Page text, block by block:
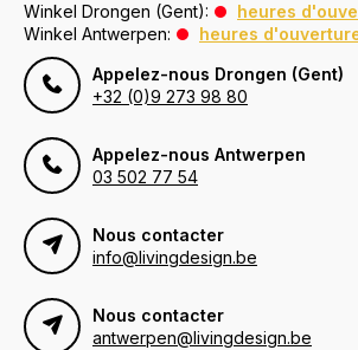
Winkel Drongen (Gent):
heures
Winkel Antwerpen:
heures
Appelez-nous Drongen (Gent)
+32 (0)9 273 98 80
Appelez-nous Antwerpen
03 502 77 54
Nous contacter
info@livingdesign.be
Nous contacter
antwerpen@livingdesign.be